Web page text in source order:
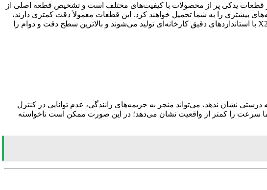
قطعات یدکی پر از محصولات با کیفیت‌های مختلف است و تشخیص قطعه اصلی از
بیشتری را به شما تحمیل خواهند کرد. این قطعات معمولاً دقت کمتری دارند،
طول عمرشان کوتاه‌تر است و حتی می‌توانند به سایر اجزای برقی خودرو آسیب برسانند. کیلومترشمارهای اصلی ام وی ام X22 با استانداردهای دقیق کارخانه‌ای تولید می‌شوند و بالاترین سطح دقت و دوام را
نشان ندهد، می‌تواند منجر به جریمه‌های رانندگی، عدم توانایی در کنترل
سرعت را کمتر از واقعیت نشان می‌دهد؛ در این صورت ممکن است ناخواسته